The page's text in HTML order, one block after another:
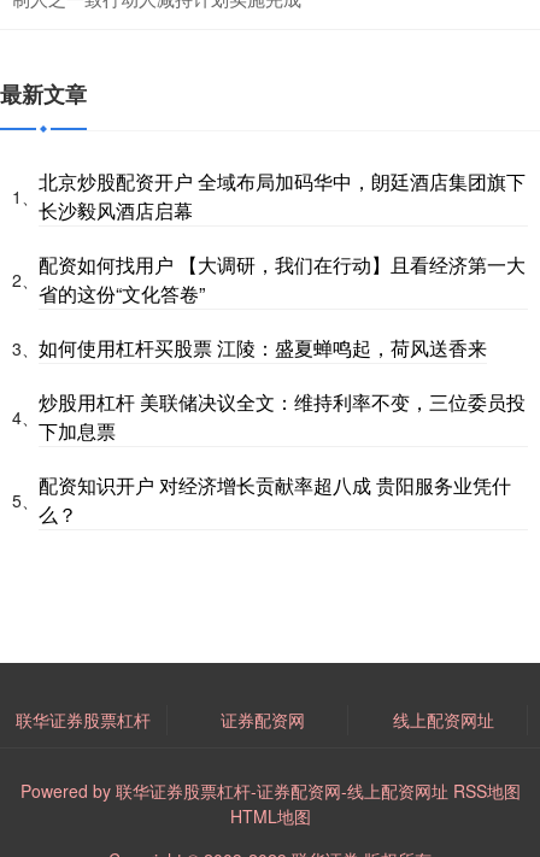
最新文章
1、
北京炒股配资开户 全域布局加码华中，朗廷酒店集团旗下
长沙毅风酒店启幕
2、
配资如何找用户 【大调研，我们在行动】且看经济第一大
省的这份“文化答卷”
3、 如何使用杠杆买股票 江陵：盛夏蝉鸣起，荷风送香来
4、
炒股用杠杆 美联储决议全文：维持利率不变，三位委员投
下加息票
5、
配资知识开户 对经济增长贡献率超八成 贵阳服务业凭什
么？
联华证券股票杠杆 证券配资网 线上配资网址
Powered by 联华证券股票杠杆-证券配资网-线上配资网址 RSS地图
HTML地图